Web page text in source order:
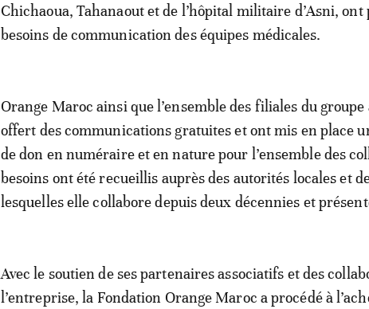
Chichaoua, Tahanaout et de l’hôpital militaire d’Asni,
besoins de communication des équipes médicales.
Orange Maroc ainsi que l’ensemble des filiales du
offert des communications gratuites et ont mis en place
de don en numéraire et en nature pour l’ensemble des
besoins ont été recueillis auprès des autorités locales et
lesquelles elle collabore depuis deux décennies et
Avec le soutien de ses partenaires associatifs et des
l’entreprise, la Fondation Orange Maroc a procédé à